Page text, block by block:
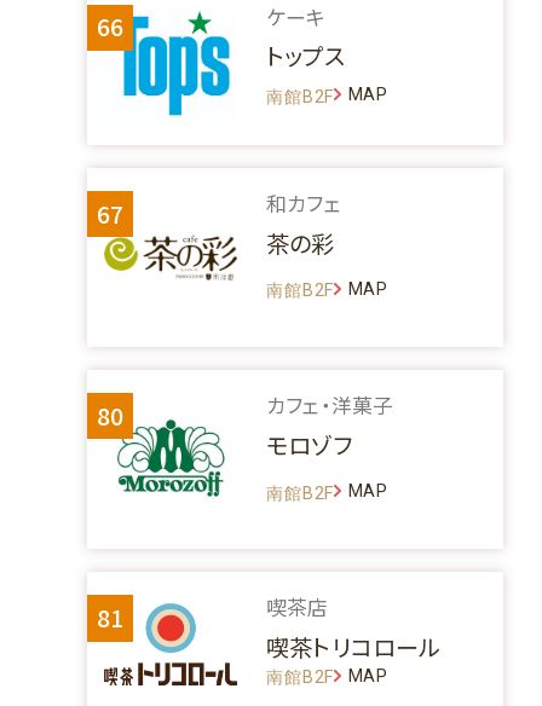
66 ケーキ
トップス
南館B2F MAP
67 和カフェ
茶の彩
南館B2F MAP
80 カフェ・洋菓子
モロゾフ
南館B2F MAP
81 喫茶店
喫茶トリコロール
南館B2F MAP